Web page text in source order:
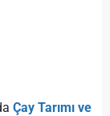
Çay Tarımı ve